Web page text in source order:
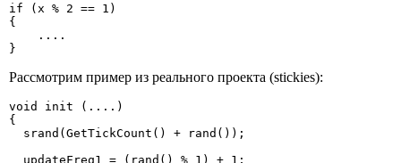
if (x % 2 == 1)
{
    ....
}
Рассмотрим пример из реального проекта (stickies):
void init (....)
{
  srand(GetTickCount() + rand());
  updateFreq1 = (rand() % 1) + 1;